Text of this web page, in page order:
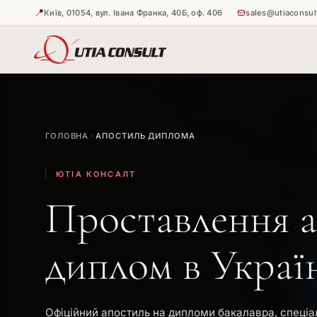
📍Київ, 01054, вул. Івана Франка, 40Б, оф. 406
ГОЛОВНА АПОСТИЛЬ ДИПЛОМА
ЮТІА КОНСАЛТ
Проставлення
диплом в
Офіційний апостиль на дипломи бакалавра,